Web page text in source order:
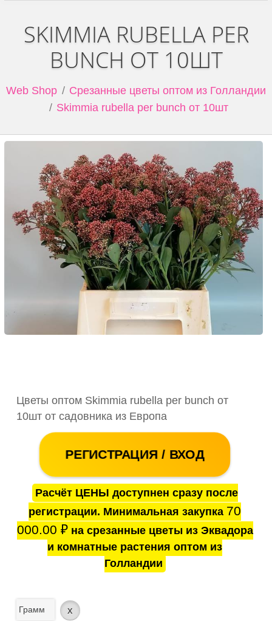
SKIMMIA RUBELLA PER
BUNCH ОТ 10ШТ
Web Shop
Срезанные цветы оптом из Голландии
Skimmia rubella per bunch от 10шт
Цветы оптом Skimmia rubella per bunch от
10шт от садовника из Европа
РЕГИСТРАЦИЯ / ВХОД
Расчёт ЦЕНЫ доступнен сразу после
регистрации. Минимальная закупка 70
000.00 ₽на срезанные цветы из Эквадора
и комнатные растения оптом из
Голландии
Грамм x